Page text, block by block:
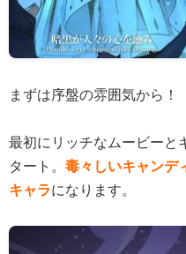
まずは序盤の雰囲気から！
最初にリッチなムービーと
タート。 毒々しいキャンデ
キャラになります。